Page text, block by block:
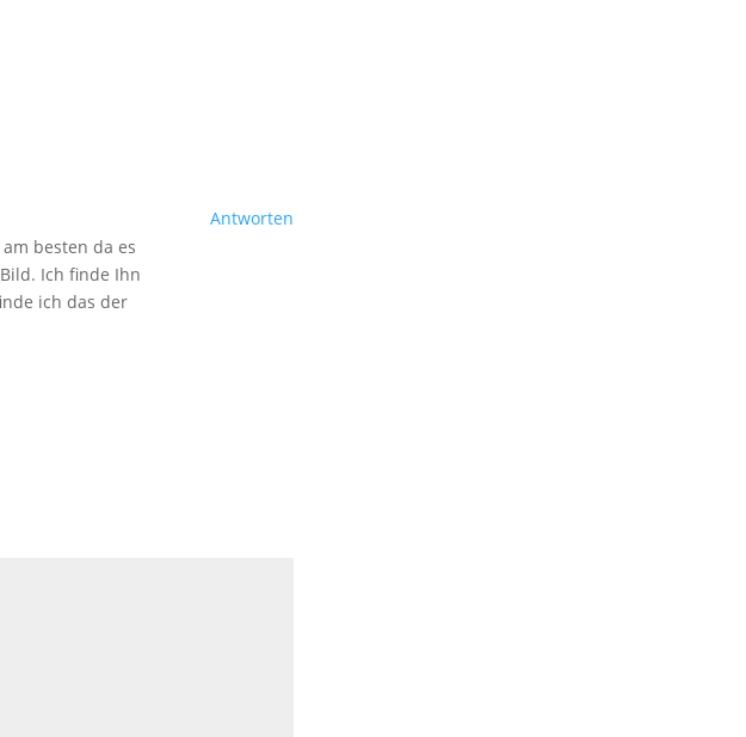
besten da es
Ich finde Ihn
ich das der
Antworten